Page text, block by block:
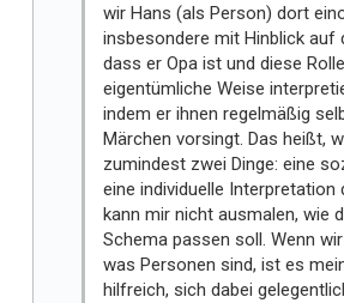
wir Hans (als Person) dort
insbesondere mit Hinblick auf
dass er Opa ist und diese
eigentümliche Weise
indem er ihnen regelmäßig
Märchen vorsingt. Das heißt,
zumindest zwei Dinge: eine
eine individuelle Interpretation
kann mir nicht ausmalen, wie
Schema passen soll. Wenn
was Personen sind, ist es
hilfreich, sich dabei